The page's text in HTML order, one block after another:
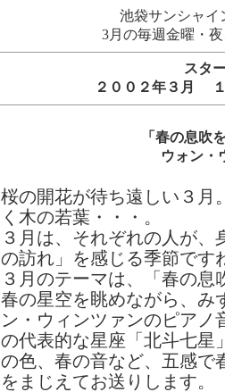
池袋サンシャイ
3月の毎週金曜・
スタ
２００２年３月
「春の息吹
ウォン・
桜の開花が待ち遠しい３月
く木の若葉・・・。
３月は、それぞれの人が
の訪れ」を感じる季節です
３月のテーマは、「春の
春の星空を眺めながら、み
ン・ウィンツァンのピアノ
の代表的な星座「北斗七星
の色、春の音など、五感で
をまじえてお送りします。